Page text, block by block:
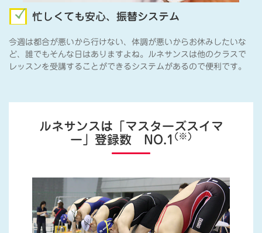
忙しくても安心、振替システム
今週は都合が悪いから行けない、体調が悪いからお休みしたいな
ど、誰でもそんな日はありますよね。ルネサンスは他のクラスで
レッスンを受講することができるシステムがあるので便利です。
ルネサンスは「マスターズスイマ
ー」登録数 NO.1 (※)